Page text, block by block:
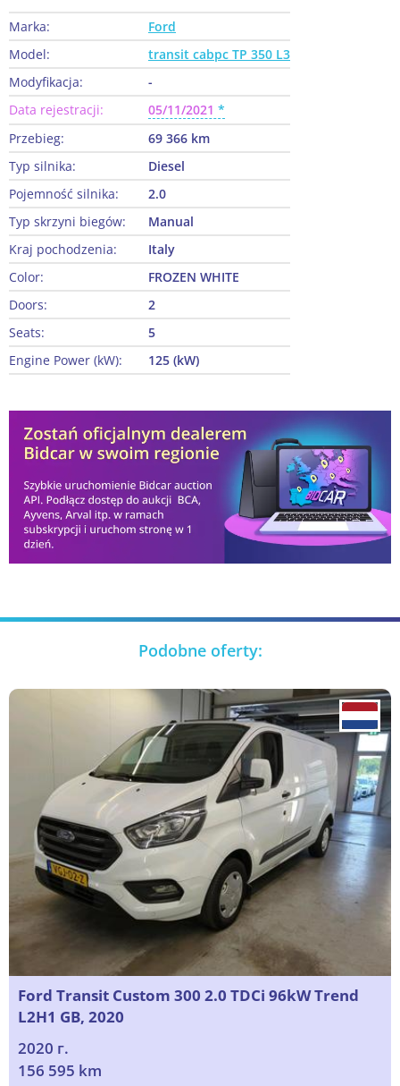
Marka:
Ford
Model:
transit cabpc TP 350 L3
Modyfikacja:
-
Data rejestracji:
05/11/2021
Przebieg:
69 366 km
Typ silnika:
Diesel
Pojemność silnika:
2.0
Typ skrzyni biegów:
Manual
Kraj pochodzenia:
Italy
Color:
FROZEN WHITE
Doors:
2
Seats:
5
Engine Power (kW):
125 (kW)
Podobne oferty:
Ford Transit Custom 300 2.0 TDCi 96kW Trend
L2H1 GB, 2020
2020 г.
156 595 km